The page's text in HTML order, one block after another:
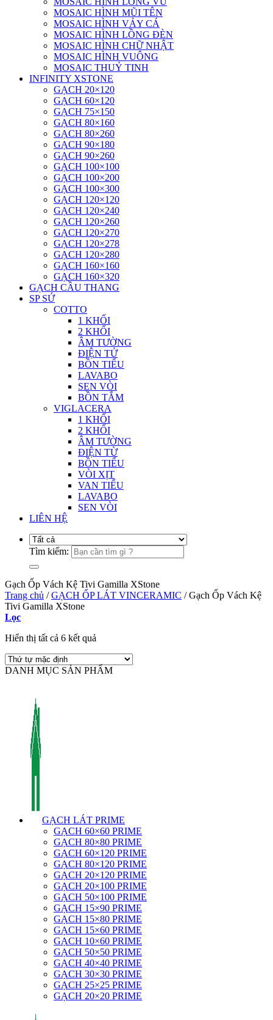
MOSAIC HÌNH MŨI TÊN
MOSAIC HÌNH VẢY CÁ
MOSAIC HÌNH LỒNG ĐÈN
MOSAIC HÌNH CHỮ NHẬT
MOSAIC HÌNH VUÔNG
MOSAIC THUỶ TINH
INFINITY XSTONE
GẠCH 20×120
GẠCH 60×120
GẠCH 75×150
GẠCH 80×160
GẠCH 80×260
GẠCH 90×180
GẠCH 90×260
GẠCH 100×100
GẠCH 100×200
GẠCH 100×300
GẠCH 120×120
GẠCH 120×240
GẠCH 120×260
GẠCH 120×270
GẠCH 120×278
GẠCH 120×280
GẠCH 160×160
GẠCH 160×320
GẠCH CẦU THANG
SP SỨ
COTTO
1 KHỐI
2 KHỐI
ÂM TƯỜNG
ĐIỆN TỬ
BỒN TIỂU
LAVABO
SEN VÒI
BỒN TẮM
VIGLACERA
1 KHỐI
2 KHỐI
ÂM TƯỜNG
ĐIỆN TỪ
BỒN TIỂU
VÒI XỊT
VAN TIỂU
LAVABO
SEN VÒI
LIÊN HỆ
Tìm kiếm:
Gạch Ốp Vách Kệ Tivi Gamilla XStone
Trang chủ / GẠCH ỐP LÁT VINCERAMIC /Gạch Ốp Vách Kệ
Tivi Gamilla XStone
Lọc
Hiển thị tất cả 6 kết quả
DANH MỤC SẢN PHẨM
GẠCH LÁT PRIME
GẠCH 60×60 PRIME
GẠCH 80×80 PRIME
GẠCH 60×120 PRIME
GẠCH 80×120 PRIME
GẠCH 20×120 PRIME
GẠCH 20×100 PRIME
GẠCH 50×100 PRIME
GẠCH 15×90 PRIME
GẠCH 15×80 PRIME
GẠCH 15×60 PRIME
GẠCH 10×60 PRIME
GẠCH 50×50 PRIME
GẠCH 40×40 PRIME
GẠCH 30×30 PRIME
GẠCH 25×25 PRIME
GẠCH 20×20 PRIME